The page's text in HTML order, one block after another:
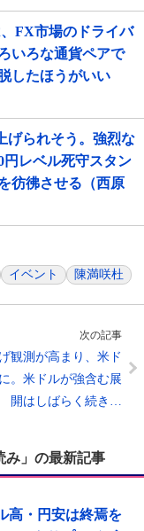
FX市場のドライバ
いろな通貨ペアで
したほうがいい
げられそう。強烈な
レベル死守スタン
彷彿させる（西原
イベント 陳満咲杜
次の記事
観測が高まり、米ド
。米ドルが強含む展
開はしばらく続き…
み」の最新記事
高・円安は終焉を